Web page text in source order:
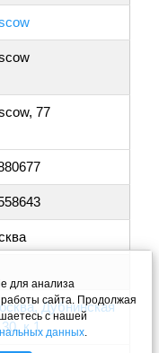
77
Дубнинская
к.1
для анализа
сайта. Продолжая
с нашей
данных.